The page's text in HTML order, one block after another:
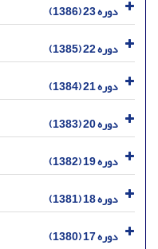
دوره 23 (1386)
دوره 22 (1385)
دوره 21 (1384)
دوره 20 (1383)
دوره 19 (1382)
دوره 18 (1381)
دوره 17 (1380)